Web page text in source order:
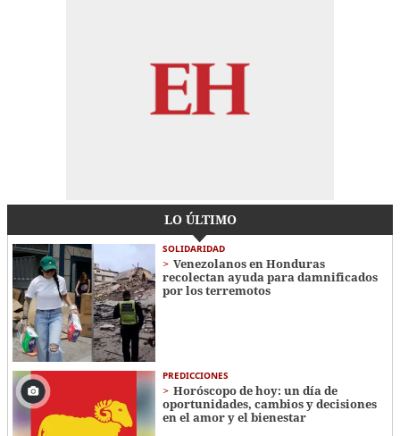
LO ÚLTIMO
SOLIDARIDAD
Venezolanos en Honduras
recolectan ayuda para damnificados
por los terremotos
PREDICCIONES
Horóscopo de hoy: un día de
oportunidades, cambios y decisiones
en el amor y el bienestar